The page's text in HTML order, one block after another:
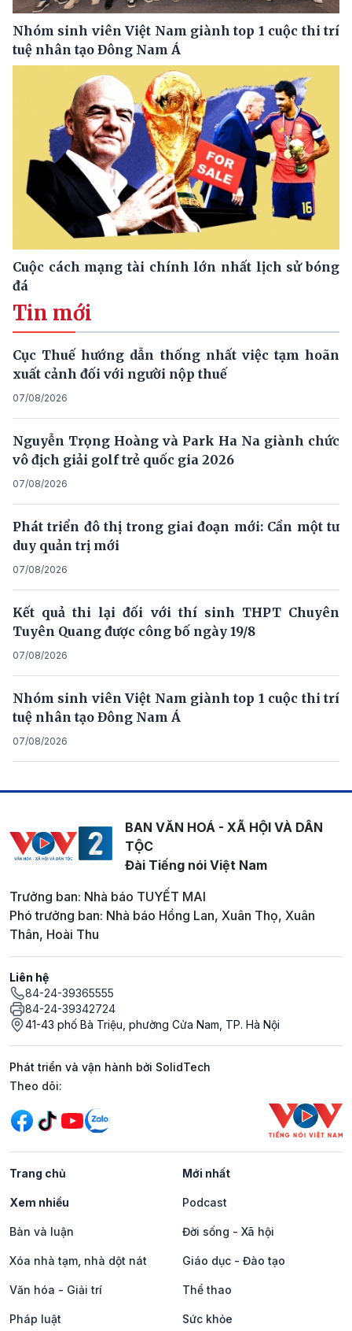
Nhóm sinh viên Việt Nam giành top 1 cuộc thi trí
tuệ nhân tạo Đông Nam Á
Cuộc cách mạng tài chính lớn nhất lịch sử bóng
đá
Tin mới
Cục Thuế hướng dẫn thống nhất việc tạm hoãn
xuất cảnh đối với người nộp thuế
07/08/2026
Nguyễn Trọng Hoàng và Park Ha Na giành chức
vô địch giải golf trẻ quốc gia 2026
07/08/2026
Phát triển đô thị trong giai đoạn mới: Cần một tư
duy quản trị mới
07/08/2026
Kết quả thi lại đối với thí sinh THPT Chuyên
Tuyên Quang được công bố ngày 19/8
07/08/2026
Nhóm sinh viên Việt Nam giành top 1 cuộc thi trí
tuệ nhân tạo Đông Nam Á
07/08/2026
BAN VĂN HOÁ - XÃ HỘI VÀ DÂN
TỘC
Đài Tiếng nói Việt Nam
Trưởng ban: Nhà báo TUYẾT MAI
Phó trưởng ban: Nhà báo Hồng Lan, Xuân Thọ, Xuân
Thân, Hoài Thu
Liên hệ
84-24-39365555
84-24-39342724
41-43 phố Bà Triệu, phường Cửa Nam, TP. Hà Nội
Phát triển và vận hành bởi SolidTech
Mạng xã hội
Theo dõi:
Trang chủ Mới nhất
Xem nhiều Podcast
Bàn và luận Đời sống - Xã hội
Xóa nhà tạm, nhà dột nát Giáo dục - Đào tạo
Văn hóa - Giải trí Thể thao
Pháp luật Sức khỏe